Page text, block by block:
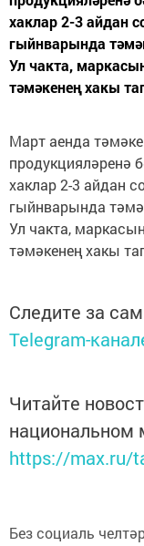
хаклар 2-3 айдан
гыйнварында
Ул чакта,
тәмәкенең хакы
Март аенда
продукцияләренә
хаклар 2-3 айдан
гыйнварында
Ул чакта,
тәмәкенең хакы
Следите за
Telegram-
Читайте
национальном
https://max.ru/
Без социаль